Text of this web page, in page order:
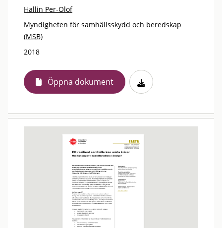
Hallin Per-Olof
Myndigheten för samhällsskydd och beredskap
(MSB)
2018
Öppna dokument